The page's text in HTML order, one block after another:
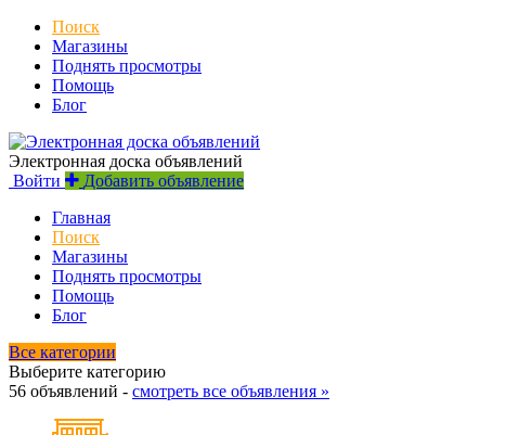
Поиск
Магазины
Поднять просмотры
Помощь
Блог
Электронная доска объявлений
Войти
Добавить объявление
Главная
Поиск
Магазины
Поднять просмотры
Помощь
Блог
Все категории
Выберите категорию
56 объявлений - смотреть все объявления »